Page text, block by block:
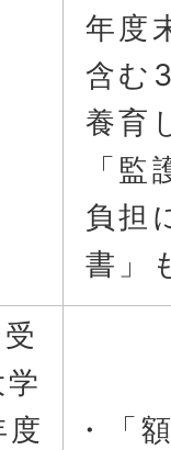
年度
含む
養育
「
負担
書」
・「